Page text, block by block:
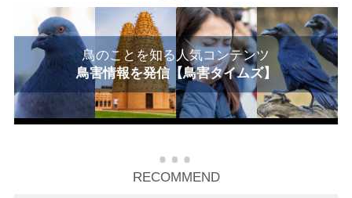
鳥のことを知る人気コンテンツ
鳥害情報を発信【鳥害タイムズ】
RECOMMEND